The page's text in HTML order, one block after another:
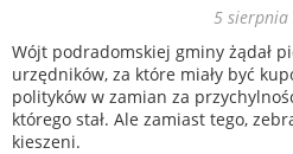
5 sierpnia
Wójt podradomskiej gminy żądał
urzędników, za które miały być
polityków w zamian za
którego stał. Ale zamiast tego,
kieszeni.